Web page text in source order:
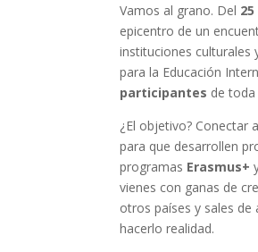
Vamos al grano. Del
epicentro de un
instituciones culturales
para la Educación
participantes de toda
¿El objetivo? Conectar
para que desarrollen
programas Erasmus+
vienes con ganas de
otros países y sales
hacerlo realidad.